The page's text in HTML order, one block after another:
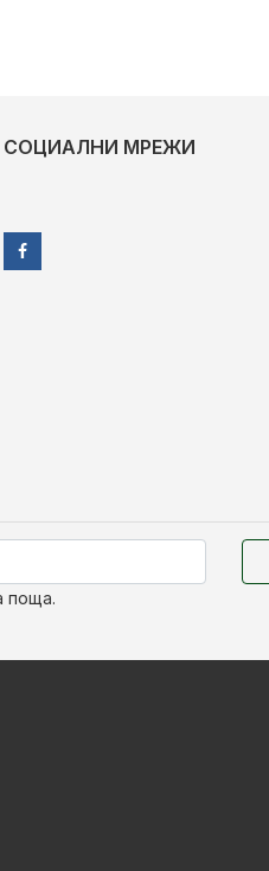
СОЦИАЛНИ МРЕЖИ
поща.